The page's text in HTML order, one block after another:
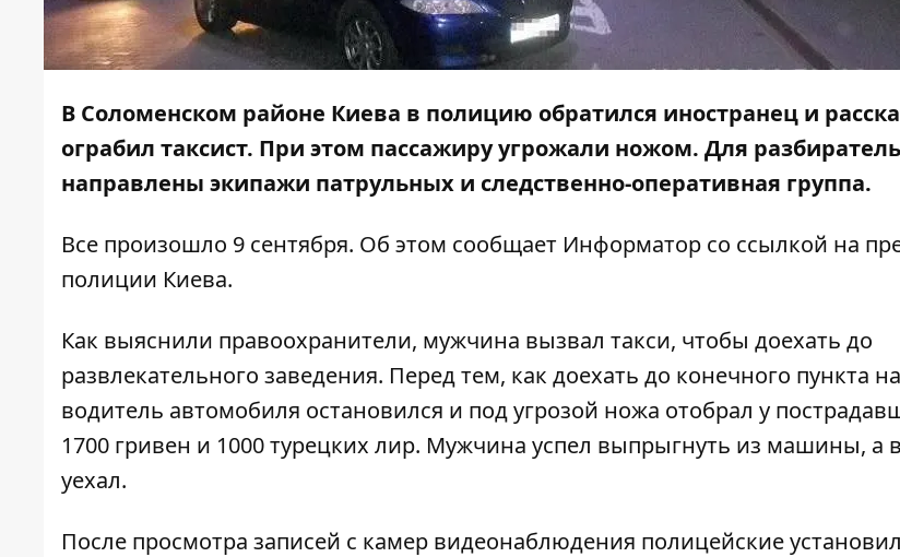
В Соломенском районе Киева в полицию обратился иностранец и
ограбил таксист. При этом пассажиру угрожали ножом. Для
направлены экипажи патрульных и следственно-оперативная группа.
Все произошло 9 сентября. Об этом сообщает Информатор со ссылкой на
полиции Киева.
Как выяснили правоохранители, мужчина вызвал такси, чтобы доехать до
развлекательного заведения. Перед тем, как доехать до конечного пункта
водитель автомобиля остановился и под угрозой ножа отобрал у
1700 гривен и 1000 турецких лир. Мужчина успел выпрыгнуть из машины, а
уехал.
После просмотра записей с камер видеонаблюдения полицейские